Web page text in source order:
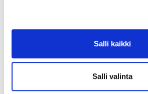
Salli kaikki
Salli valinta
Myyrmäen Pantti